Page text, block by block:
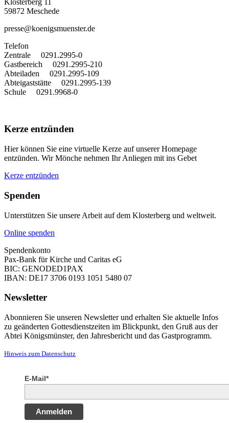
59872 Meschede
presse@koenigsmuenster.de
Telefon
Zentrale 0291.2995-0
Gastbereich 0291.2995-210
Abteiladen 0291.2995-109
Abteigaststätte 0291.2995-139
Schule 0291.9968-0
Kerze entzünden
Hier können Sie eine virtuelle Kerze auf unserer Homepage
entzünden. Wir Mönche nehmen Ihr Anliegen mit ins Gebet
Kerze entzünden
Spenden
Unterstützen Sie unsere Arbeit auf dem Klosterberg und weltweit.
Online spenden
Spendenkonto
Pax-Bank für Kirche und Caritas eG
BIC: GENODED1PAX
IBAN: DE17 3706 0193 1051 5480 07
Newsletter
Abonnieren Sie unseren Newsletter und erhalten Sie aktuelle Infos
zu geänderten Gottesdienstzeiten im Blickpunkt, den Gruß aus der
Abtei Königsmünster, den Jahresbericht und das Gastprogramm.
Hinweis zum Datenschutz
E-Mail*
Anmelden